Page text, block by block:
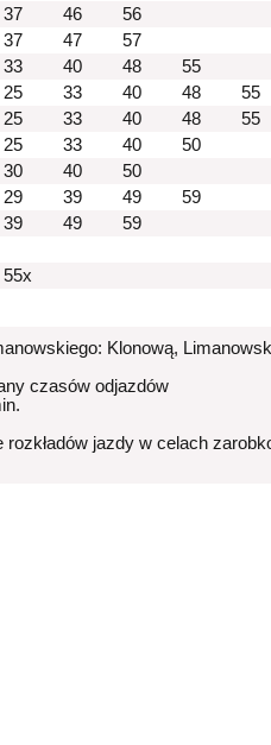
37 46
56
37 47
57
33 40 48
55
25 33 40 48
55
25 33 40 48
55
25 33 40
50
30 40
50
29 39 49
59
39 49
59
55x
Klonową,
czasów odjazdów
rozkładów jazdy w celach